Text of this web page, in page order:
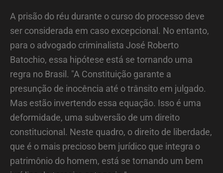
A prisão do réu durante o curso do processo deve
ser considerada em caso excepcional. No entanto,
para o advogado criminalista José Roberto
Batochio, essa hipótese está se tornando uma
regra no Brasil. "A Constituição garante a
presunção de inocência até o trânsito em julgado.
Mas estão invertendo essa equação. Isso é uma
deformidade, uma subversão de um direito
constitucional. Neste quadro, o direito de liberdade,
que é o mais precioso bem jurídico que integra o
patrimônio do homem, está se tornando um bem